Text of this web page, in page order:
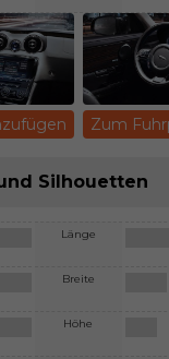
Zum
Silhouetten
Länge
Breite
Höhe